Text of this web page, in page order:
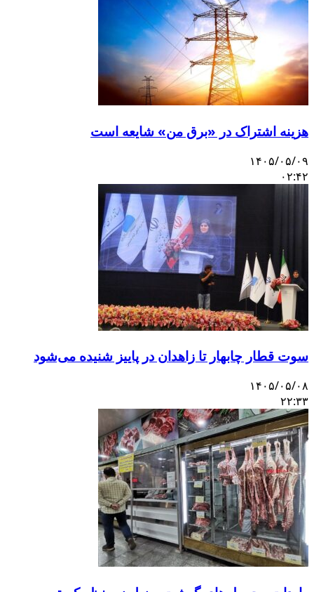
هزینه اشتراک در «برق من» شایعه است
۱۴۰۵/۰۵/۰۹
۰۲:۴۲
سوت قطار چابهار تا زاهدان در پاییز شنیده می‌شود
۱۴۰۵/۰۵/۰۸
۲۲:۳۳